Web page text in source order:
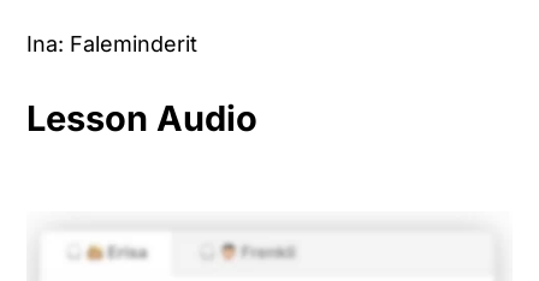
Ina: Faleminderit
Lesson Audio